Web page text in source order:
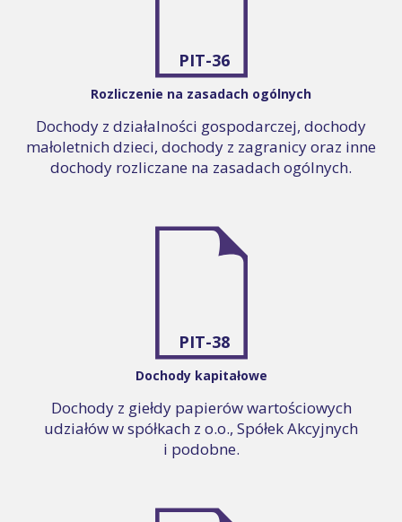
PIT-36
Rozliczenie na zasadach ogólnych
Dochody z działalności gospodarczej, dochody
małoletnich dzieci, dochody z zagranicy oraz inne
dochody rozliczane na zasadach ogólnych.
PIT-38
Dochody kapitałowe
Dochody z giełdy papierów wartościowych
udziałów w spółkach z o.o., Spółek Akcyjnych
i podobne.